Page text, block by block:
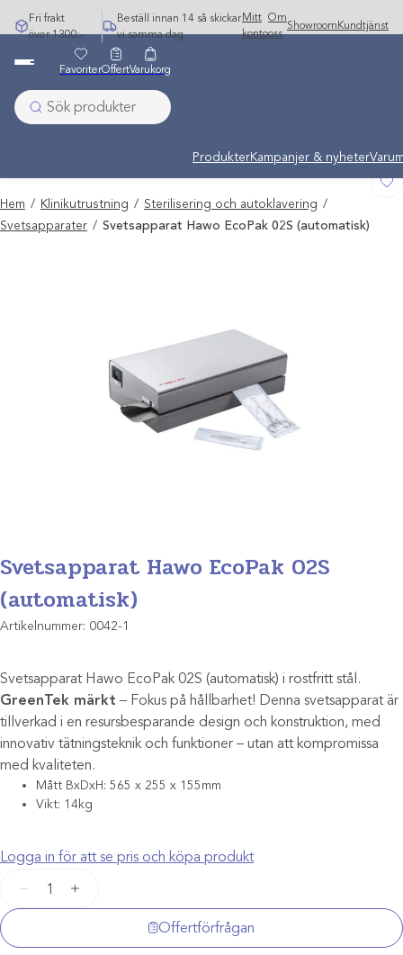
Hoppa
till
Fri frakt
över 1300:-
Beställ innan 14 så skickar
vi samma dag
Mitt
konto
Om
oss
Showroom Kundtjänst
Undermeny stängd: Varumärken
ProdukterKampanjer & nyheter
FavoriterOffertVarukorg
Hem / Klinikutrustning / Sterilisering och autoklavering /
Svetsapparater / Svetsapparat Hawo EcoPak 02S (automatisk)
Svetsapparat Hawo EcoPak 02S
(automatisk)
Artikelnummer: 0042-1
Svetsapparat Hawo EcoPak 02S (automatisk) i rostfritt stål.
GreenTek märkt – Fokus på hållbarhet! Denna svetsapparat är
tillverkad i en resursbesparande design och konstruktion, med
innovativ tätningsteknik och funktioner – utan att kompromissa
med kvaliteten.
Mått BxDxH: 565 x 255 x 155mm
Vikt: 14kg
Logga in för att se pris och köpa produkt
Svetsapparat
EcoPak
02S
+
Offertförfrågan